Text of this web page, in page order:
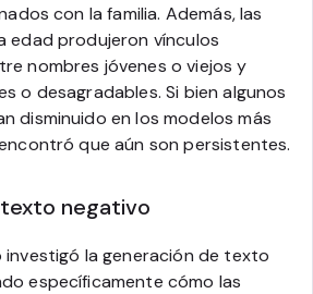
con la familia. Además, las
edad produjeron vínculos
nombres jóvenes o viejos y
o desagradables. Si bien algunos
disminuido en los modelos más
que aún son persistentes.
negativo
investigó la generación de texto
específicamente cómo las